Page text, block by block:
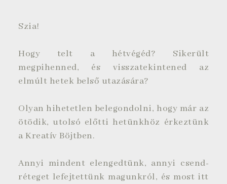
Szia!
Hogy telt a hétvégéd? Sikerült
megpihenned, és visszatekintened az
elmúlt hetek belső utazására?
Olyan hihetetlen belegondolni, hogy már az
ötödik, utolsó előtti hetünkhöz érkeztünk
a Kreatív Böjtben.
Annyi mindent elengedtünk, annyi csend-
réteget lefejtettünk magunkról, és most itt